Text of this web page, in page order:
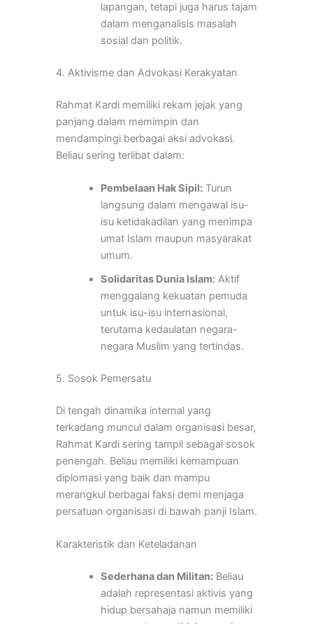
lapangan, tetapi juga harus tajam
dalam menganalisis masalah
sosial dan politik.
4. Aktivisme dan Advokasi Kerakyatan
Rahmat Kardi memiliki rekam jejak yang
panjang dalam memimpin dan
mendampingi berbagai aksi advokasi.
Beliau sering terlibat dalam:
Pembelaan Hak Sipil:Turun
langsung dalam mengawal isu-
isu ketidakadilan yang menimpa
umat Islam maupun masyarakat
umum.
Solidaritas Dunia Islam:Aktif
menggalang kekuatan pemuda
untuk isu-isu internasional,
terutama kedaulatan negara-
negara Muslim yang tertindas.
5. Sosok Pemersatu
Di tengah dinamika internal yang
terkadang muncul dalam organisasi besar,
Rahmat Kardi sering tampil sebagai sosok
penengah. Beliau memiliki kemampuan
diplomasi yang baik dan mampu
merangkul berbagai faksi demi menjaga
persatuan organisasi di bawah panji Islam.
Karakteristik dan Keteladanan
Sederhana dan Militan:Beliau
adalah representasi aktivis yang
hidup bersahaja namun memiliki